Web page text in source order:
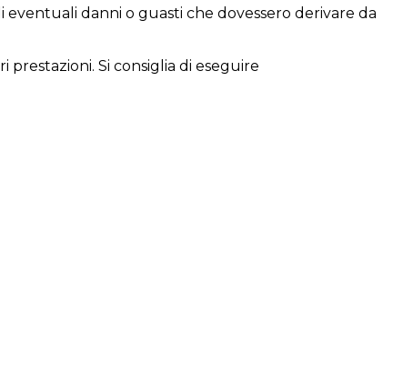
danni o guasti che dovessero derivare da
prestazioni. Si consiglia di eseguire